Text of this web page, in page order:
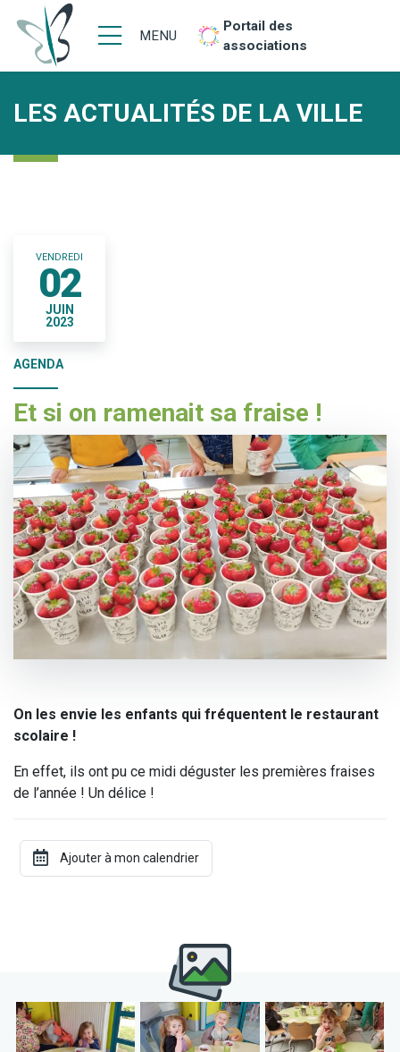
MENU
Portail des
associations
LES ACTUALITÉS DE LA VILLE
VENDREDI
02
JUIN
2023
AGENDA
Et si on ramenait sa fraise !
On les envie les enfants qui fréquentent le restaurant
scolaire !
En effet, ils ont pu ce midi déguster les premières fraises
de l’année ! Un délice !